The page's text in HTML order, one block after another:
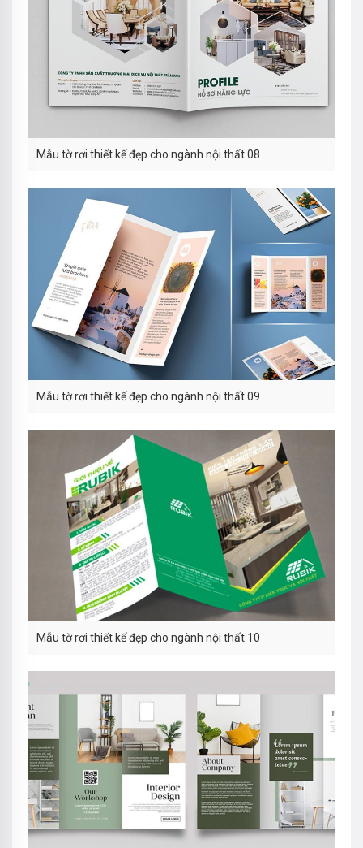
Mẫu tờ rơi thiết kế đẹp cho ngành nội thất 08
Mẫu tờ rơi thiết kế đẹp cho ngành nội thất 09
Mẫu tờ rơi thiết kế đẹp cho ngành nội thất 10